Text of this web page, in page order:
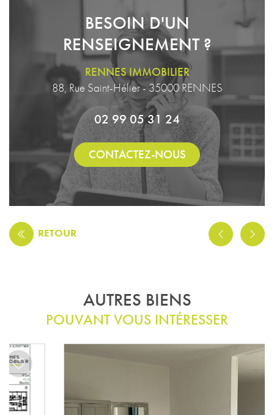
BESOIN D'UN
RENSEIGNEMENT ?
RENNES IMMOBILIER
88, Rue Saint-Hélier - 35000 RENNES
02 99 05 31 24
CONTACTEZ-NOUS
RETOUR
AUTRES BIENS
POUVANT VOUS INTÉRESSER